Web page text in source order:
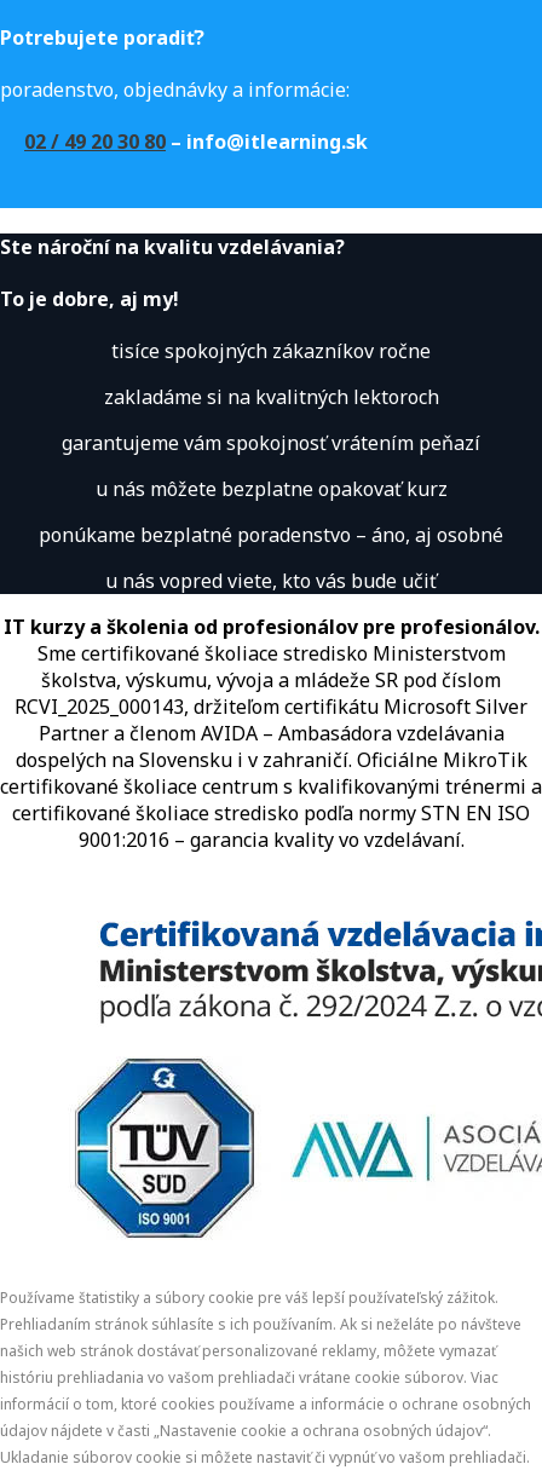
Potrebujete poradiť?
poradenstvo, objednávky a informácie:
02 / 49 20 30 80 – info@itlearning.sk
Ste nároční na kvalitu vzdelávania?
To je dobre, aj my!
tisíce spokojných zákazníkov ročne
zakladáme si na kvalitných lektoroch
garantujeme vám spokojnosť vrátením peňazí
u nás môžete bezplatne opakovať kurz
ponúkame bezplatné poradenstvo – áno, aj osobné
u nás vopred viete, kto vás bude učiť
IT kurzy a školenia od profesionálov pre profesionálov.
Sme certifikované školiace stredisko Ministerstvom
školstva, výskumu, vývoja a mládeže SR pod číslom
RCVI_2025_000143, držiteľom certifikátu Microsoft Silver
Partner a členom AVIDA – Ambasádora vzdelávania
dospelých na Slovensku i v zahraničí.​​​​​​​​​​​​​​​​ Oficiálne MikroTik
certifikované školiace centrum s kvalifikovanými trénermi ​​​​​​​​​​a
certifikované školiace stredisko podľa normy STN EN ISO
9001:2016 – garancia kvality vo vzdelávaní.
Používame štatistiky a súbory cookie pre váš lepší používateľský zážitok.
Prehliadaním stránok súhlasíte s ich používaním. Ak si neželáte po návšteve
našich web stránok dostávať personalizované reklamy, môžete vymazať
históriu prehliadania vo vašom prehliadači vrátane cookie súborov. Viac
informácií o tom, ktoré cookies používame a informácie o ochrane osobných
údajov nájdete v časti „Nastavenie cookie a ochrana osobných údajov“.
Ukladanie súborov cookie si môžete nastaviť či vypnúť vo vašom prehliadači.